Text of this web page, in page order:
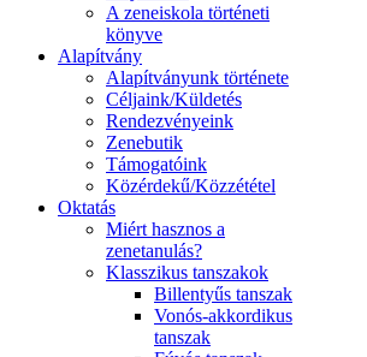
A zeneiskola történeti
könyve
Alapítvány
Alapítványunk története
Céljaink/Küldetés
Rendezvényeink
Zenebutik
Támogatóink
Közérdekű/Közzététel
Oktatás
Miért hasznos a
zenetanulás?
Klasszikus tanszakok
Billentyűs tanszak
Vonós-akkordikus
tanszak